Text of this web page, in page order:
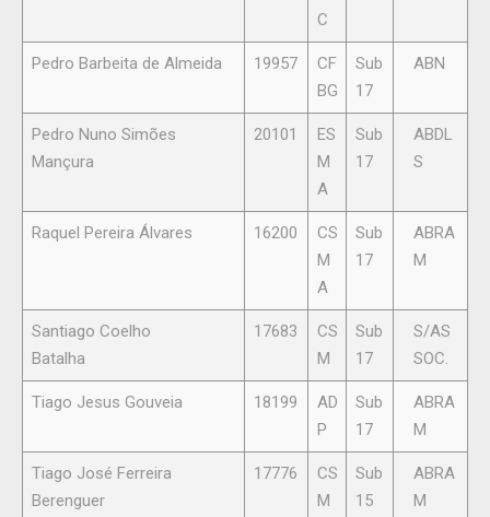
C
Pedro Barbeita de Almeida 19957
CF
BG
Sub
17
ABN
Pedro Nuno Simões
Mançura
20101
ES
M
A
Sub
17
ABDL
S
Raquel Pereira Álvares 16200
CS
M
A
Sub
17
ABRA
M
Santiago Coelho
Batalha
17683
CS
M
Sub
17
S/AS
SOC.
Tiago Jesus Gouveia 18199
AD
P
Sub
17
ABRA
M
Tiago José Ferreira
Berenguer
17776
CS
M
Sub
15
ABRA
M